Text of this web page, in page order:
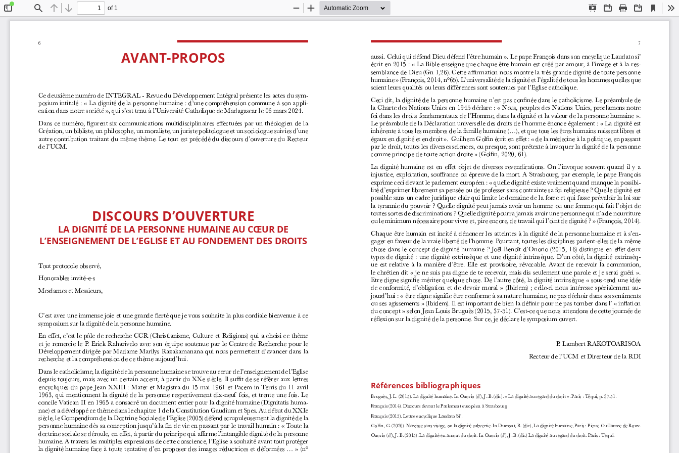
Sidebar
Find Previous
Next
of 1
Presentation
Mode
OpenPrint Download
Current
View
Zoom
Out
Zoom
In
6 7
AVANT-PROPOS
Ce deuxième numéro de INTEGRAL - Revue du Développement Intégral présente les actes du sym-
posium intitulé : « La dignité de la personne humaine : d’une compréhension commune à son appli-
cation dans notre société », qui s’est tenu à l’Université Catholique de Madagascar le 06 mars 2024.
Dans ce numéro, figurent six communications multidisciplinaires effectuées par un théologien de la
Création, un bibliste, un philosophe, un moraliste, un juriste politologue et un sociologue suivies d’une
autre contribution traitant du même thème. Le tout est précédé du discours d’ouverture du Recteur
de l’UCM.
DISCOURS D’OUVERTURE
LA DIGNITÉ DE LA PERSONNE HUMAINE AU CŒUR DE
L’ENSEIGNEMENT DE L’EGLISE ET AU FONDEMENT DES DROITS
Tout protocole observé,
Honorables invité-e-s
Mesdames et Messieurs,
C’est avec une immense joie et une grande fierté que je vous souhaite la plus cordiale bienvenue à ce
symposium sur la dignité de la personne humaine.
En effet, c’est le pôle de recherche CCR (Christianisme, Culture et Religions) qui a choisi ce thème
et je remercie le P. Erick Raharivelo avec son équipe soutenue par le Centre de Recherche pour le
Développement dirigée par Madame Marilys Razakamanana qui nous permettent d’avancer dans la
recherche et la compréhension de ce thème aujourd’hui.
Dans le catholicisme, la dignité de la personne humaine se trouve au cœur de l’enseignement de l’Eglise
depuis toujours, mais avec un certain accent, à partir du XXe siècle. Il suffit de se référer aux lettres
encycliques du pape Jean XXIII : Mater et Magistra du 15 mai 1961 et Pacem in Terris du 11 avril
1963, qui mentionnent la dignité de la personne respectivement dix-neuf  fois, et trente une fois. Le
concile Vatican II en 1965 a consacré un document entier pour la dignité humaine (Dignitatis huma-
nae) et a développé ce thème dans le chapitre 1 de la Constitution Gaudium et Spes. Au début du XXIe
siècle, le Compendium de la Doctrine Sociale de l’Eglise (2005) défend scrupuleusement la dignité de la
personne humaine dès sa conception jusqu’à la fin de vie en passant par le travail humain : « Toute la
doctrine sociale se déroule, en effet, à partir du principe qui affirme l’intangible dignité de la personne
humaine. A travers les multiples expressions de cette conscience, l’Eglise a souhaité avant tout protéger
la dignité humaine face à toute tentative d’en proposer des images réductrices et déformées ...
» (n°
aussi. Celui qui défend Dieu défend l’être humain ». Le pape François dans son encyclique Laudato si’
écrit en 2015 : « La Bible enseigne que chaque être humain est créé par amour, à l’image et à la res-
semblance de Dieu (Gn 1,26). Cette affirmation nous montre la très grande dignité de toute personne
humaine» (François, 2014, n°65). L’universalité de la dignité et l’égalité de tous les hommes quelles que
soient leurs qualités ou leurs différences sont soutenues par l’Eglise catholique.
Ceci dit, la dignité de la personne humaine n’est pas confinée dans le catholicisme. Le préambule de
la Charte des Nations Unies en 1945 déclare : « Nous, peuples des Nations Unies, proclamons notre
foi dans les droits fondamentaux de l’Homme, dans la dignité et la valeur de la personne humaine ».
Le préambule de la Déclaration universelle des droits de l’homme énonce également : « La dignité est
inhérente à tous les membres de la famille humaine (...), et que tous les êtres humains naissent libres et
égaux en dignité et en droit».  Guilhem Golfin écrit en effet : « de la médecine à la politique, en passant
par le droit, toutes les diverses sciences, ou presque, sont prétexte à invoquer la dignité de la personne
comme principe de toute action droite » (Golfin, 2020, 61).
La dignité humaine est en effet objet de diverses revendications. On l’invoque souvent quand il y a
injustice, exploitation, souffrance ou épreuve de la mort. A Strasbourg, par exemple, le pape François
exprime ceci devant le parlement européen : « quelle dignité existe vraiment quand manque la possibi-
lité d’exprimer librement sa pensée ou de professer sans contrainte sa foi religieuse ? Quelle dignité est
possible sans un cadre juridique clair qui limite le domaine de la force et qui fasse prévaloir la loi sur
la tyrannie du pouvoir ? Quelle dignité peut jamais avoir un homme ou une femme qui fait l’objet de
toutes sortes de discriminations ? Quelle dignité pourra jamais avoir une personne qui n’a de nourriture
ou le minimum nécessaire pour vivre et, pire encore, de travail qui l’oint de dignité ? » (François, 2014).
Chaque être humain est incité à dénoncer les atteintes à la dignité de la personne humaine et à s’en-
gager en faveur de la vraie liberté de l’homme. Pourtant, toutes les disciplines parlent-elles de la même
chose dans le concept de dignité humaine ? Joël-Benoît d’Onorio (2015, 16) distingue en effet deux
types de dignité : une dignité extrinsèque et une dignité intrinsèque. D’un côté, la dignité extrinsèq-
ue  est  relative  à  la  manière  d’être.  Elle  est  provisoire,  révocable.  Avant  de  recevoir  la  communion,
le chrétien dit « je ne suis pas digne de te recevoir, mais dis seulement une parole et je serai guéri ».
Etre digne signifie mériter quelque chose. De l’autre côté, la dignité intrinsèque « sous-tend une idée
de  conformité,  d’obligation  et  de  devoir  moral »  (Ibidem) ;  celle-ci  nous  intéresse  spécialement  au-
jourd’hui : « être digne signifie être conforme à sa nature humaine, ne pas déchoir dans ses sentiments
ou ses agissements » (Ibidem). Il est important de bien la définir pour ne pas tomber dans l’ « inflation
du concept » selon Jean Louis Bruguès (2015, 37-51). C’est-ce que nous attendons de cette journée de
réflexion sur la dignité de la personne. Sur ce, je déclare le symposium ouvert.
P. Lambert RAKOTOARISOA
Recteur de l’UCM et Directeur de la RDI
Références bibliographiques
Bruguès, J. L. (2015). La dignité humaine. In Onorio (d’), J.-B. (dir.). « La dignité au regard du droit ». Paris : Téqui, p. 37-51.
François (2014). Discours devant le Parlement européen à Strasbourg.
François (2015). Lettre encyclique Laudato Si’.
Golfin, G. (2020). Narcisse sans visage, ou la dignité subvertie. In Dumont, B. (dir.), La dignité humaine, Paris : Pierre Guillaume de Roux.
Onorio (d’), J.-B. (2015). La dignité en amont du droit. In Onorio (d’), J.-B. (dir.) La dignité au regard du droit. Paris : Téqui.